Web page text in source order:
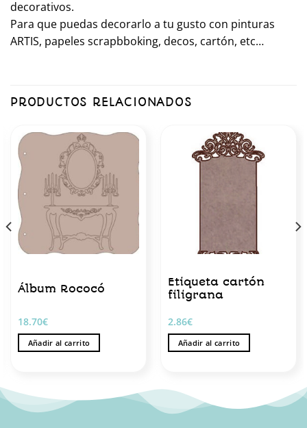
decorativos.
Para que puedas decorarlo a tu gusto con pinturas
ARTIS, papeles scrapbboking, decos, cartón, etc…
PRODUCTOS RELACIONADOS
Álbum Rococó
18.70€
Añadir al carrito
Etiqueta cartón
filigrana
2.86€
Añadir al carrito